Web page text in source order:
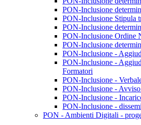
PON-Inclusione
PON-Inclusione Stipula
PON-Inclusione
PON-Inclusione Ordine
PON-Inclusione
PON-Inclusione -
PON-Inclusione -
Formatori
PON-Inclusione -
PON-Inclusione - Avviso
PON-Inclusione -
PON-Inclusione -
PON - Ambienti Digitali -